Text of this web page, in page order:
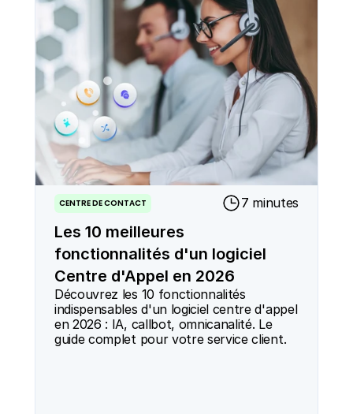
Les 10 meilleures
fonctionnalités d'un logiciel
Centre d'Appel en 2026
CENTRE DE CONTACT 7 minutes
Découvrez les 10 fonctionnalités
indispensables d'un logiciel centre d'appel
en 2026 : IA, callbot, omnicanalité. Le
guide complet pour votre service client.